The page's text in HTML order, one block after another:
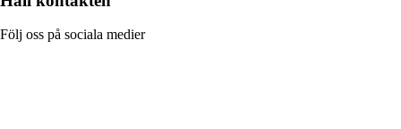
Följ oss på sociala medier